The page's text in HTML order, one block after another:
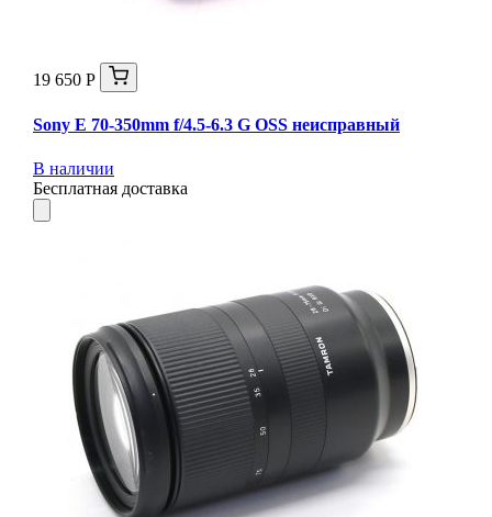
19 650 Р
Sony E 70-350mm f/4.5-6.3 G OSS неисправный
В наличии
Бесплатная доставка